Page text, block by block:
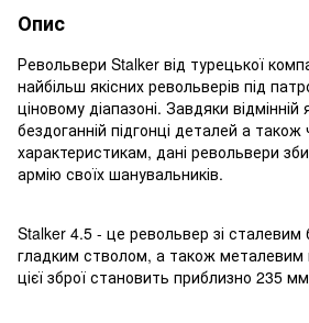
Опис
Револьвери Stalker від турецької
найбільш якісних револьверів під
ціновому діапазоні. Завдяки відмінній
бездоганній підгонці деталей а
характеристикам, дані револьвери
армію своїх шанувальників.
Stalker 4.5 - це револьвер зі
гладким стволом, а також
цієї зброї становить приблизно 235